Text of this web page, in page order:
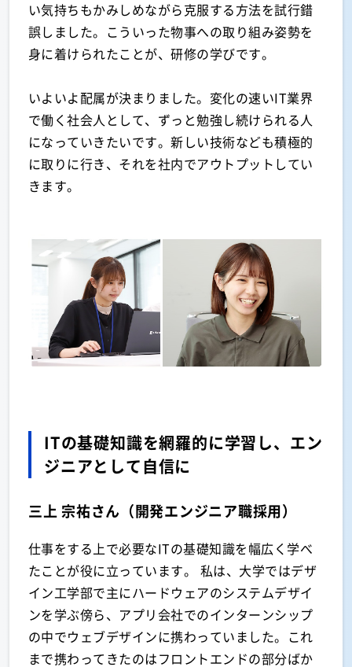
い気持ちもかみしめながら克服する方法を試行錯
誤しました。こういった物事への取り組み姿勢を
身に着けられたことが、研修の学びです。
いよいよ配属が決まりました。変化の速いIT業界
で働く社会人として、ずっと勉強し続けられる人
になっていきたいです。新しい技術なども積極的
に取りに行き、それを社内でアウトプットしてい
きます。
ITの基礎知識を網羅的に学習し、エン
ジニアとして自信に
三上 宗祐さん（開発エンジニア職採用）
仕事をする上で必要なITの基礎知識を幅広く学べ
たことが役に立っています。 私は、大学ではデザ
イン工学部で主にハードウェアのシステムデザイ
ンを学ぶ傍ら、アプリ会社でのインターンシップ
の中でウェブデザインに携わっていました。これ
まで携わってきたのはフロントエンドの部分ばか
資料請求 お問い合わせ